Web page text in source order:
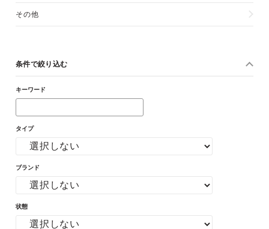
その他
条件で絞り込む
キーワード
タイプ
ブランド
状態